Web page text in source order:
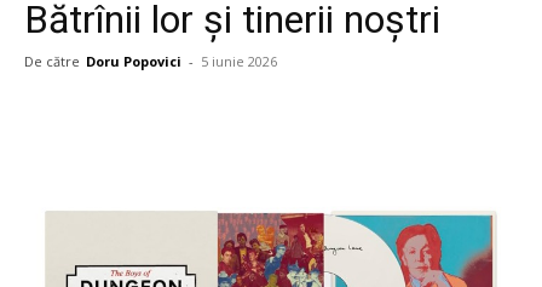
Bătrînii lor și tinerii noștri
De către Doru Popovici - 5 iunie 2026